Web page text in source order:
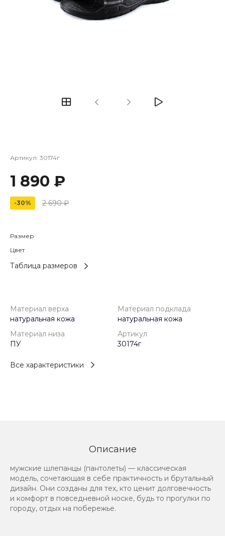
Артикул: 30174г
1 890 ₽
-30% 2 690 ₽
Размер
Цвет
Таблица размеров
Материал верха
натуральная кожа
Материал подклада
натуральная кожа
Материал низа
ПУ
Артикул
30174г
Все характеристики
Описание
мужские шлепанцы (пантолеты) — классическая
модель, сочетающая в себе практичность и брутальный
дизайн. Они созданы для тех, кто ценит долговечность
и комфорт в повседневной носке, будь то прогулки по
городу, отдых на побережье.